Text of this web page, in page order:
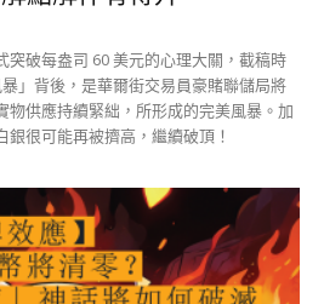
突破每盎司 60 美元的心理大關，截稿時
」背後，是華爾街交易員豪賭聯儲局將
物供應持續緊絀，所形成的完美風暴。加
銀很可能再被擠高，繼續破頂！